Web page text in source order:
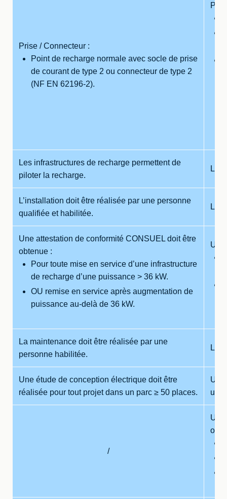
Prise / Connecteur :
Point de recharge normale avec socle de prise
de courant de type 2 ou connecteur de type 2
(NF EN 62196-2).
Les infrastructures de recharge permettent de
piloter la recharge.
Les
L’installation doit être réalisée par une personne
qualifiée et habilitée.
Une attestation de conformité CONSUEL doit être
obtenue :
Pour toute mise en service d’une infrastructure
de recharge d’une puissance > 36 kW.
OU remise en service après augmentation de
puissance au-delà de 36 kW.
La maintenance doit être réalisée par une
personne habilitée.
La
Une étude de conception électrique doit être
réalisée pour tout projet dans un parc ≥ 50 places.
un
/
Un